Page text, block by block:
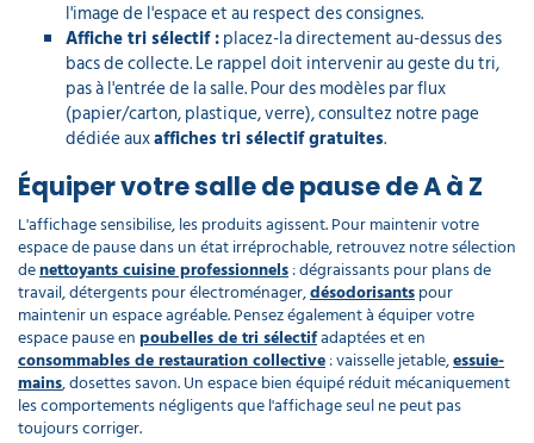
l'image de l'espace et au respect des consignes.
Affiche tri sélectif :placez-la directement au-dessus des
bacs de collecte. Le rappel doit intervenir au geste du tri,
pas à l'entrée de la salle. Pour des modèles par flux
(papier/carton, plastique, verre), consultez notre page
dédiée auxaffiches tri sélectif gratuites.
Équiper votre salle de pause de A à Z
L'affichage sensibilise, les produits agissent. Pour maintenir votre
espace de pause dans un état irréprochable, retrouvez notre sélection
denettoyants cuisine professionnels: dégraissants pour plans de
travail, détergents pour électroménager,désodorisantspour
maintenir un espace agréable. Pensez également à équiper votre
espace pause enpoubelles de tri sélectifadaptées et en
consommables de restauration collective: vaisselle jetable,essuie-
mains, dosettes savon. Un espace bien équipé réduit mécaniquement
les comportements négligents que l'affichage seul ne peut pas
toujours corriger.